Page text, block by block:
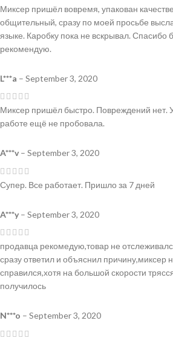
Миксер пришёл вовремя, упакован
общительный, сразу по моей просьбе
языке. Каробку пока не вскрывал.
рекомендую.
L***a – September 3, 2020
Миксер пришёл быстро. Повреждений нет.
работе ещё не пробовала.
A***v – September 3, 2020
Супер. Все работает. Пришло за 7 дней
A***y – September 3, 2020
продавца рекомедую,товар не
сразу ответил и объяснил причину,миксер
справился,хотя на большой скорости
получилось
N***o – September 3, 2020